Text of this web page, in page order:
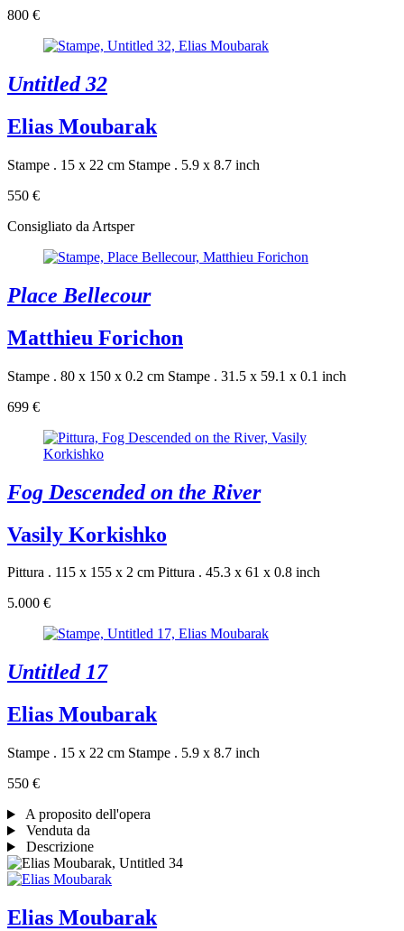
800 €
Untitled 32
Elias Moubarak
Stampe . 15 x 22 cm Stampe . 5.9 x 8.7 inch
550 €
Consigliato da Artsper
Place Bellecour
Matthieu Forichon
Stampe . 80 x 150 x 0.2 cm Stampe . 31.5 x 59.1 x 0.1 inch
699 €
Fog Descended on the River
Vasily Korkishko
Pittura . 115 x 155 x 2 cm Pittura . 45.3 x 61 x 0.8 inch
5.000 €
Untitled 17
Elias Moubarak
Stampe . 15 x 22 cm Stampe . 5.9 x 8.7 inch
550 €
A proposito dell'opera
Venduta da
Descrizione
Elias Moubarak